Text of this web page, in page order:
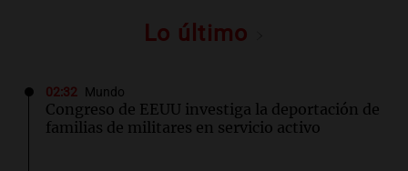
Lo último
02:32 Mundo
Congreso de EEUU investiga la deportación de
familias de militares en servicio activo